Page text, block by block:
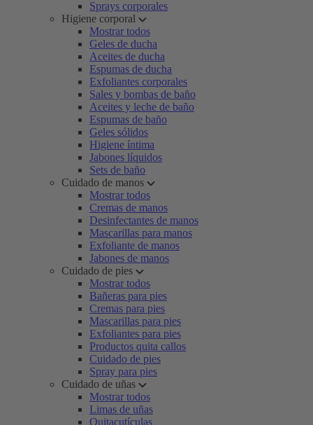
Sprays corporales
Higiene corporal
Mostrar todos
Geles de ducha
Aceites de ducha
Espumas de ducha
Exfoliantes corporales
Sales y bombas de baño
Aceites y leche de baño
Espumas de baño
Geles sólidos
Higiene íntima
Jabones líquidos
Sets de baño
Cuidado de manos
Mostrar todos
Cremas de manos
Desinfectantes de manos
Mascarillas para manos
Exfoliante de manos
Jabones de manos
Cuidado de pies
Mostrar todos
Bañeras para pies
Cremas para pies
Mascarillas para pies
Exfoliantes para pies
Productos quita callos
Cuidado de pies
Spray para pies
Cuidado de uñas
Mostrar todos
Limas de uñas
Quitacutículas